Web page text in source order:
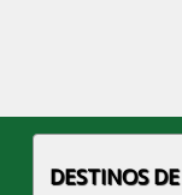
DESTINOS